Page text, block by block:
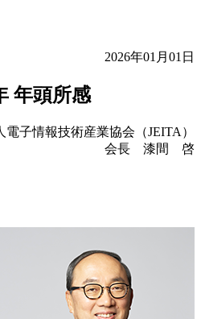
2026年01月01日
年頭所感
電子情報技術産業協会（JEITA）
会長 漆間 啓